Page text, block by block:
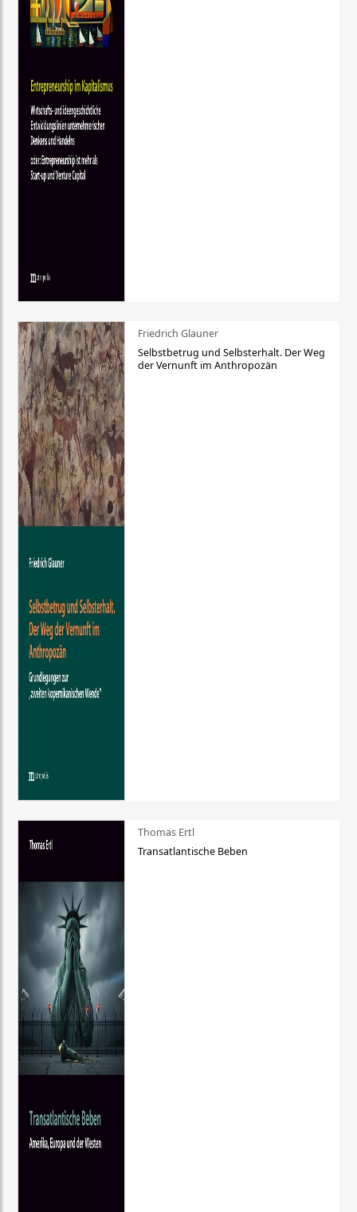
Friedrich Glauner
Selbstbetrug und Selbsterhalt. Der Weg
der Vernunft im Anthropozän
Thomas Ertl
Transatlantische Beben